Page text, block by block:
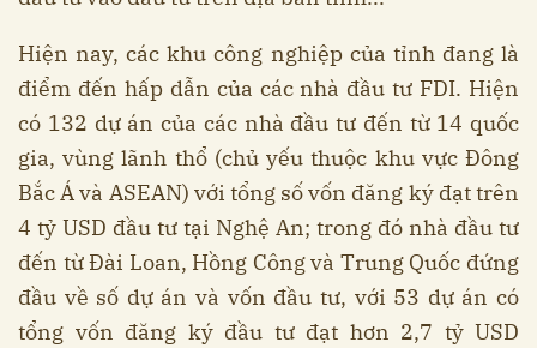
Hiện nay, các khu công nghiệp của tỉnh đang là
điểm đến hấp dẫn của các nhà đầu tư FDI. Hiện
có 132 dự án của các nhà đầu tư đến từ 14 quốc
gia, vùng lãnh thổ (chủ yếu thuộc khu vực Đông
Bắc Á và ASEAN) với tổng số vốn đăng ký đạt trên
4 tỷ USD đầu tư tại Nghệ An; trong đó nhà đầu tư
đến từ Đài Loan, Hồng Công và Trung Quốc đứng
đầu về số dự án và vốn đầu tư, với 53 dự án có
tổng vốn đăng ký đầu tư đạt hơn 2,7 tỷ USD